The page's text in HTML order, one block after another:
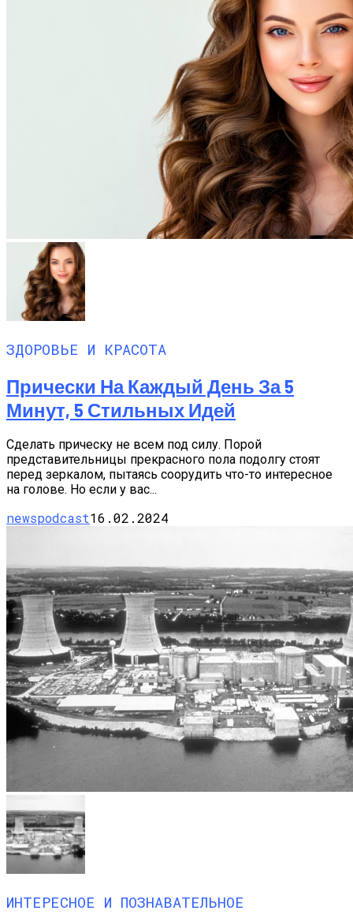
ЗДОРОВЬЕ И КРАСОТА
Прически На Каждый День За 5
Минут, 5 Стильных Идей
Сделать прическу не всем под силу. Порой
представительницы прекрасного пола подолгу стоят
перед зеркалом, пытаясь соорудить что-то интересное
на голове. Но если у вас...
newspodcast16.02.2024
ИНТЕРЕСНОЕ И ПОЗНАВАТЕЛЬНОЕ